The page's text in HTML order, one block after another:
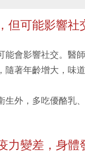
但可能影響社
會影響社交。醫
著年齡增大，味道
外，多吃優酪乳
力變差，身體